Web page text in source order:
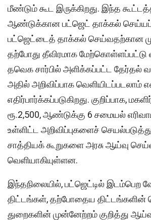
மீண்டும் கூட இருக்கிறது. இந்த
ஆண்டுக்கான பட்ஜெட் தாக்கல்
பட்ஜெட்டைத் தாக்கல் செய்வதற்கான
தற்போது தீவிரமாக மேற்கொள்ளப்பட்டு
தவெக சார்பில் அளிக்கப்பட்ட தேர்தல்
அதில் அறிவிப்பாக வெளியிடப்படலாம்
எதிர்பார்க்கப்படுகிறது. குறிப்பாக,
ரூ.2,500, ஆண்டுக்கு 6 சமையல்
உள்ளிட்ட அறிவிப்புகளைச்
சாத்தியக் கூறுகளை அரசு ஆய்வு
வெளியாகியுள்ளன.
இந்தநிலையில், பட்ஜெட்டில் இடம்பெற
திட்டங்கள், தற்போதைய திட்டங்களின்
துறைகளின் முன்னேற்றம் குறித்து